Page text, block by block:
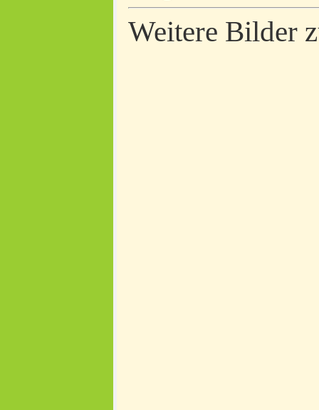
Weitere Bilder